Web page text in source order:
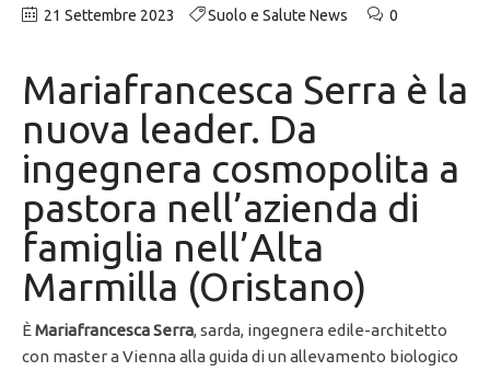
21 Settembre 2023 Suolo e Salute News 0
Mariafrancesca Serra è la
nuova leader. Da
ingegnera cosmopolita a
pastora nell’azienda di
famiglia nell’Alta
Marmilla (Oristano)
È Mariafrancesca Serra, sarda, ingegnera edile-architetto
con master a Vienna alla guida di un allevamento biologico